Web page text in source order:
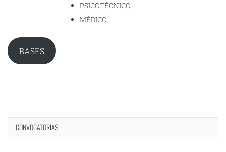
PSICOTÉCNICO
MÉDICO
BASES
CONVOCATORIAS